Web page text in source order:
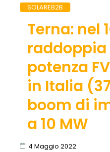
SOLAREB2B
Terna: nel
potenza
in Italia
boom di
a 10 MW
4 Maggio 2022